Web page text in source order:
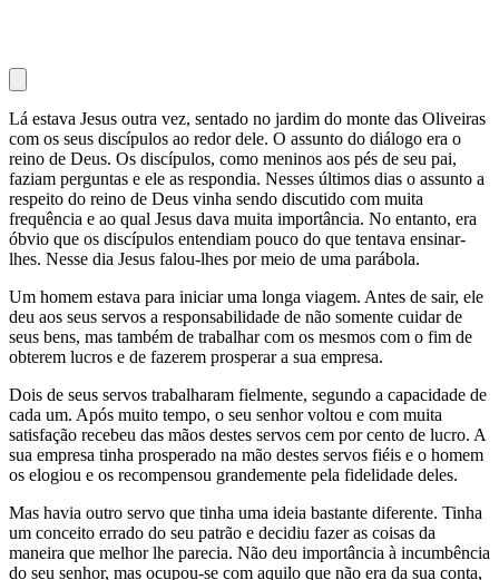
Lá estava Jesus outra vez, sentado no jardim do monte das Oliveiras
com os seus discípulos ao redor dele. O assunto do diálogo era o
reino de Deus. Os discípulos, como meninos aos pés de seu pai,
faziam perguntas e ele as respondia. Nesses últimos dias o assunto a
respeito do reino de Deus vinha sendo discutido com muita
frequência e ao qual Jesus dava muita importância. No entanto, era
óbvio que os discípulos entendiam pouco do que tentava ensinar-
lhes. Nesse dia Jesus falou-lhes por meio de uma parábola.
Um homem estava para iniciar uma longa viagem. Antes de sair, ele
deu aos seus servos a responsabilidade de não somente cuidar de
seus bens, mas também de trabalhar com os mesmos com o fim de
obterem lucros e de fazerem prosperar a sua empresa.
Dois de seus servos trabalharam fielmente, segundo a capacidade de
cada um. Após muito tempo, o seu senhor voltou e com muita
satisfação recebeu das mãos destes servos cem por cento de lucro. A
sua empresa tinha prosperado na mão destes servos fiéis e o homem
os elogiou e os recompensou grandemente pela fidelidade deles.
Mas havia outro servo que tinha uma ideia bastante diferente. Tinha
um conceito errado do seu patrão e decidiu fazer as coisas da
maneira que melhor lhe parecia. Não deu importância à incumbência
do seu senhor, mas ocupou-se com aquilo que não era da sua conta,